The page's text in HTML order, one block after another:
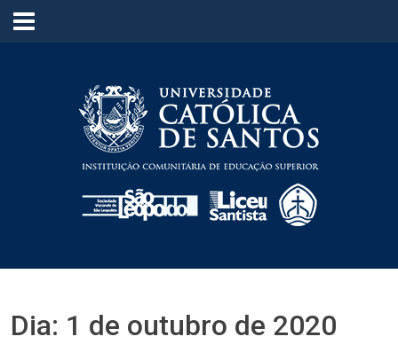
≡
Dia: 1 de outubro de 2020